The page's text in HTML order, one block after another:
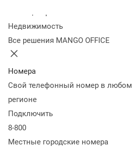
Недвижимость
Все решения MANGO OFFICE
Номера
Свой телефонный номер в любом
регионе
Подключить
8-800
Местные городские номера
Оглавление
Что такое целевая аудитория и
изучать
сегментировать ЦА
ЦА
Составление портрета ЦА Как
ЦА Ошибки в определении ЦА
← Читать Журнал